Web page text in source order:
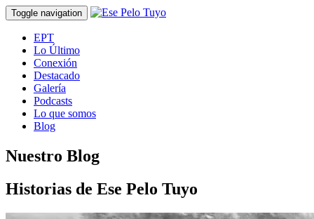
Toggle navigation
EPT
Lo Último
Conexión
Destacado
Galería
Podcasts
Lo que somos
Blog
Nuestro Blog
Historias de Ese Pelo Tuyo